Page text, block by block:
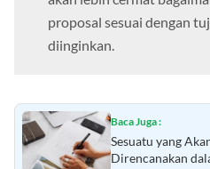
proposal sesuai dengan
diinginkan.
Baca Juga :
Sesuatu yang
Direncanakan